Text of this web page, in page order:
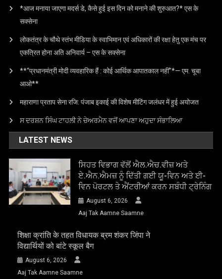
*आज मनाया जाएगा मदर्स डे, कैसे हुई इस दिन को मनाने की शुरुआत?* एस के
सक्सेना
लोकतंत्र के चौथे स्तंभ मीडिया के स्वाभिमान एवं अधिकारों की रक्षा हेतु एक मंच पर
एकत्रित होना अति अनिवार्य – एस के सक्सेना
**“प्रधानमंत्री मोदी व्यवहारिक हैं : कोई आर्थिक आपातकाल नहीं”*— एम. चूबा
आओ**
महाराणा प्रताप सेना रजि: पंजाब इकाई की विशेष मीटिंग जलंधर में हुई अयोजत
ਸ ਦਰਸ਼ਨ ਸਿੰਘ ਟਾਹਲੀ ਨੇ ਚੇਅਰਮੈਨ ਵਜੋਂ ਆਪਣਾ ਅਹੁਦਾ ਸੰਭਾਲਿਆ
LATEST NEWS
ਸਿਹਤ ਵਿਭਾਗ ਵੱਲੋਂ ਐਲ.ਐਚ.ਵੀਜ਼ ਅਤੇ
ਏ.ਐਨ.ਐਮਜ਼ ਨੂੰ ਦਿੱਤੀ ਗਈ ਯੂ-ਵਿਨ ਅਤੇ ਈ-
ਵਿਨ ਪੋਰਟਲ ਤੇ ਐਂਟਰੀਆਂ ਕਰਨ ਸਬੰਧੀ ਟ੍ਰੇਨਿੰਗ
August 6, 2026
Aaj Tak Aamne Saamne
शिक्षा क्रांति के तहत विधायक ब्रम शंकर जिंपा ने
विद्यार्थियों को बांटे स्कूल बैग
August 6, 2026
Aaj Tak Aamne Saamne